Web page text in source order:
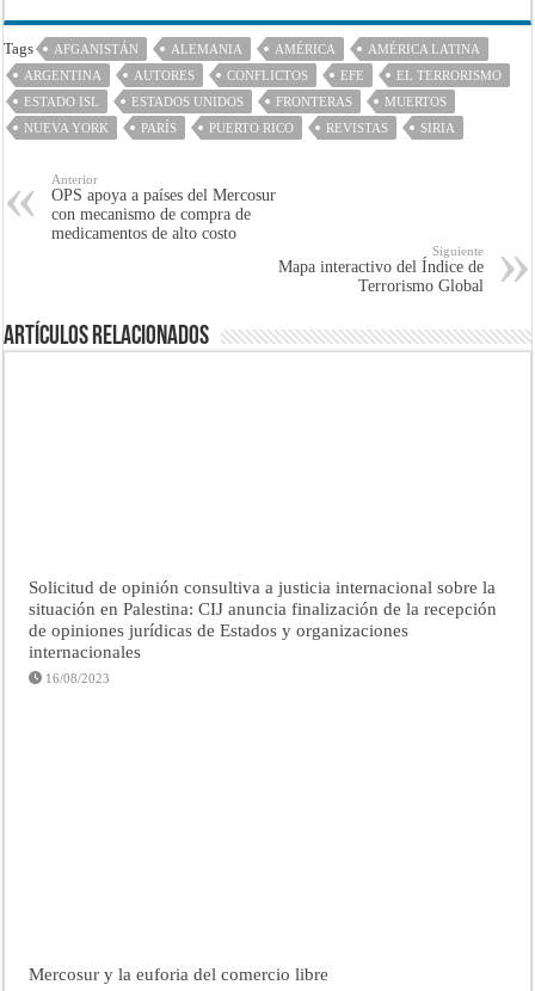
Tags AFGANISTÁN ALEMANIA AMÉRICA
AMÉRICA LATINA
ARGENTINA
AUTORES CONFLICTOS EFE
EL TERRORISMO
ESTADO ISL
ESTADOS UNIDOS FRONTERAS
MUERTOS
NUEVA YORK
PARÍS PUERTO RICO REVISTAS SIRIA
Anterior
OPS apoya a países del Mercosur
con mecanismo de compra de
medicamentos de alto costo
Siguiente
Mapa interactivo del Índice de
Terrorismo Global
Artículos Relacionados
Solicitud de opinión consultiva a justicia internacional sobre la
situación en Palestina: CIJ anuncia finalización de la recepción
de opiniones jurídicas de Estados y organizaciones
internacionales
16/08/2023
Mercosur y la euforia del comercio libre